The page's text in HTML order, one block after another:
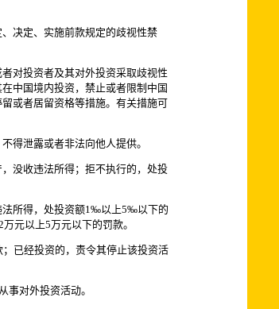
决定、实施前款规定的歧视性禁
对投资者及其对外投资采取歧视性
中国境内投资，禁止或者限制中国
或者居留资格等措施。有关措施可
得泄露或者非法向他人提供。
没收违法所得；拒不执行的，处投
法所得，处投资额1‰以上5‰以下的
元以上5万元以下的罚款。
已经投资的，责令其停止该投资活
事对外投资活动。